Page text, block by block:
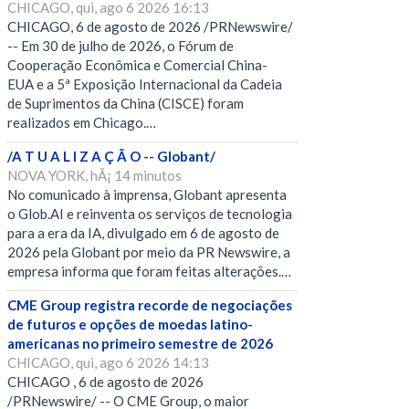
CHICAGO, qui, ago 6 2026 16:13
CHICAGO, 6 de agosto de 2026 /PRNewswire/
-- Em 30 de julho de 2026, o Fórum de
Cooperação Econômica e Comercial China-
EUA e a 5ª Exposição Internacional da Cadeia
de Suprimentos da China (CISCE) foram
realizados em Chicago.…
/A T U A L I Z A Ç Ã O -- Globant/
NOVA YORK, hÃ¡ 14 minutos
No comunicado à imprensa, Globant apresenta
o Glob.AI e reinventa os serviços de tecnologia
para a era da IA, divulgado em 6 de agosto de
2026 pela Globant por meio da PR Newswire, a
empresa informa que foram feitas alterações.…
CME Group registra recorde de negociações
de futuros e opções de moedas latino-
americanas no primeiro semestre de 2026
CHICAGO, qui, ago 6 2026 14:13
CHICAGO , 6 de agosto de 2026
/PRNewswire/ -- O CME Group, o maior